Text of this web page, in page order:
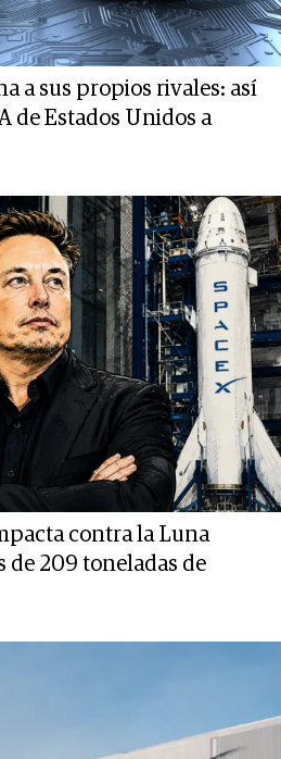
a sus propios rivales: así
de Estados Unidos a
contra la Luna
de 209 toneladas de